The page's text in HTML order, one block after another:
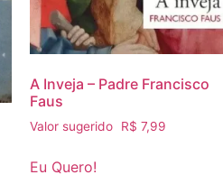
A Inveja – Padre Francisco
Faus
Valor sugerido R$ 7,99
Eu Quero!